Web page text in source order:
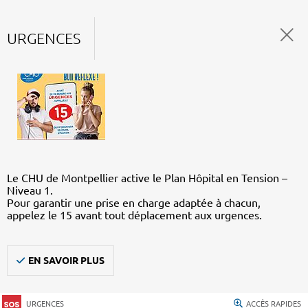
URGENCES
Le CHU de Montpellier active le Plan Hôpital en Tension –
Niveau 1.
Pour garantir une prise en charge adaptée à chacun,
appelez le 15 avant tout déplacement aux urgences.
EN SAVOIR PLUS
URGENCES ACCÈS RAPIDES